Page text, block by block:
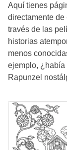
Aquí tienes
directamente de
través de las
historias
menos
ejemplo, ¿había
Rapunzel